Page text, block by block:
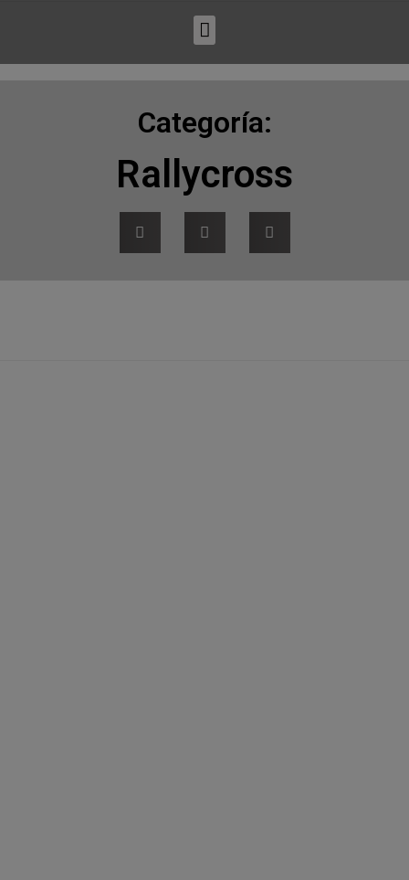
Categoría:
Rallycross